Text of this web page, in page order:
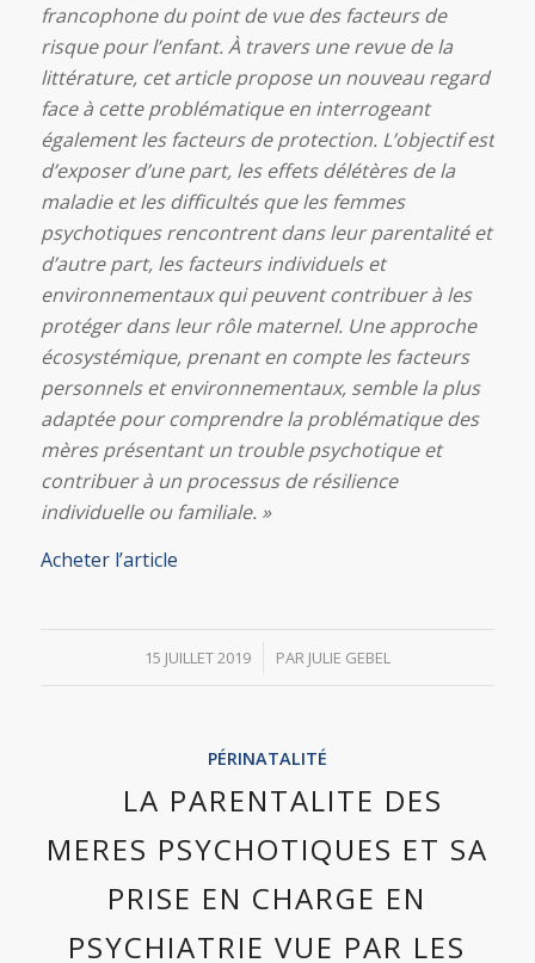
francophone du point de vue des facteurs de
risque pour l’enfant. À travers une revue de la
littérature, cet article propose un nouveau regard
face à cette problématique en interrogeant
également les facteurs de protection. L’objectif est
d’exposer d’une part, les effets délétères de la
maladie et les difficultés que les femmes
psychotiques rencontrent dans leur parentalité et
d’autre part, les facteurs individuels et
environnementaux qui peuvent contribuer à les
protéger dans leur rôle maternel. Une approche
écosystémique, prenant en compte les facteurs
personnels et environnementaux, semble la plus
adaptée pour comprendre la problématique des
mères présentant un trouble psychotique et
contribuer à un processus de résilience
individuelle ou familiale. »
Acheter l’article
15 JUILLET 2019
/ PAR JULIE GEBEL
PÉRINATALITÉ
LA PARENTALITE DES
MERES PSYCHOTIQUES ET SA
PRISE EN CHARGE EN
PSYCHIATRIE VUE PAR LES